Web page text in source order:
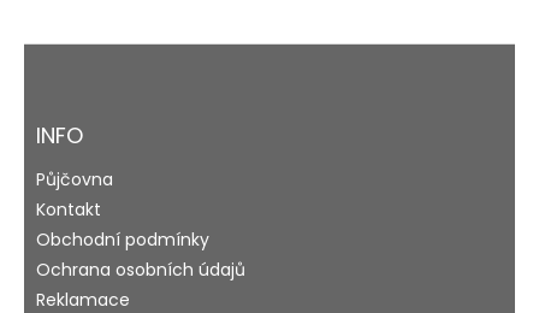
Z
aINFO
Půjčovna
Kontakt
Obchodní podmínky
Ochrana osobních údajů
Reklamace